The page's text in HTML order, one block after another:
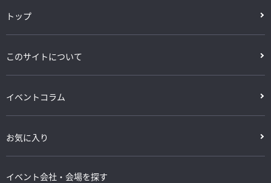
トップ
このサイトについて
イベントコラム
お気に入り
イベント会社・会場を探す